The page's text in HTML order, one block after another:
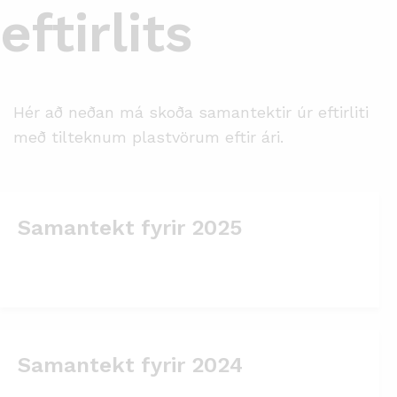
eftirlits
Hér að neðan má skoða samantektir úr eftirliti
með tilteknum plastvörum eftir ári.
Samantekt fyrir 2025
Samantekt fyrir 2024